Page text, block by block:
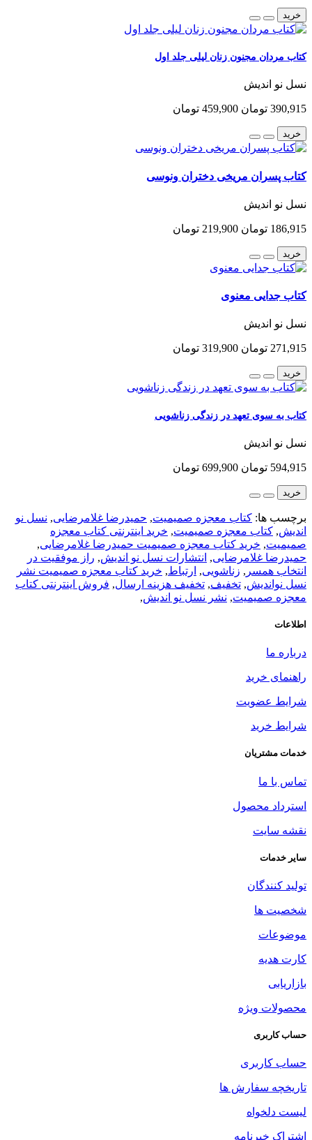
خرید
کتاب مردان مجنون زنان لیلی جلد اول
نسل نو اندیش
390,915 تومان 459,900 تومان
خرید
کتاب پسران مریخی دختران ونوسی
نسل نو اندیش
186,915 تومان 219,900 تومان
خرید
کتاب جدایی معنوی
نسل نو اندیش
271,915 تومان 319,900 تومان
خرید
کتاب به سوی تعهد در زندگی زناشویی
نسل نو اندیش
594,915 تومان 699,900 تومان
خرید
برچسب ها: کتاب معجزه صمیمیت, حمیدرضا غلامرضایی, نسل نو
اندیش, کتاب معجزه صمیمیت, خرید اینترنتی کتاب معجزه
صمیمیت, خرید کتاب معجزه صمیمیت حمیدرضا غلامرضایی,
حمیدرضا غلامرضایی, انتشارات نسل نو اندیش, راز موفقیت در
انتخاب همسر , زناشویی, ارتباط, خرید کتاب معجزه صمیمیت نشر
نسل نواندیش, تخفیف, تخفیف هزینه ارسال, فروش اینترنتی کتاب
معجزه صمیمیت, نشر نسل نو اندیش,
اطلاعات
درباره ما
راهنمای خرید
شرایط عضویت
شرایط خرید
خدمات مشتریان
تماس با ما
استرداد محصول
نقشه سایت
سایر خدمات
تولید کنندگان
شخصیت ها
موضوعات
کارت هدیه
بازاریابی
محصولات ویژه
حساب کاربری
حساب کاربری
تاریخچه سفارش ها
لیست دلخواه
اشتراک خبرنامه